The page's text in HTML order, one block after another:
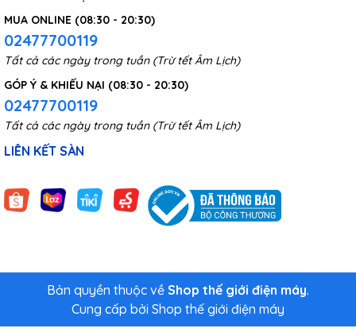
MUA ONLINE (08:30 - 20:30)
02477700119
Tất cả các ngày trong tuần (Trừ tết Âm Lịch)
GÓP Ý & KHIẾU NẠI (08:30 - 20:30)
02477700119
Tất cả các ngày trong tuần (Trừ tết Âm Lịch)
LIÊN KẾT SÀN
Bản quyền thuộc về Shop thế giới điện máy.
Cung cấp bởi Shop thế giới điện máy